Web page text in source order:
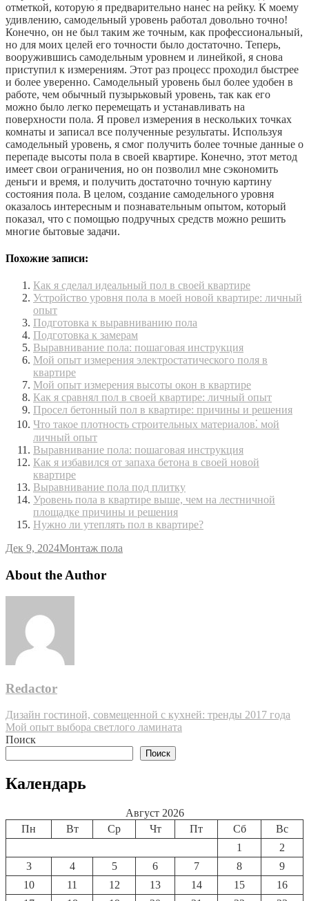
отметкой, которую я предварительно нанес на рейку. К моему
удивлению, самодельный уровень работал довольно точно!
Конечно, он не был таким же точным, как профессиональный,
но для моих целей его точности было достаточно. Теперь,
вооружившись самодельным уровнем и линейкой, я снова
приступил к измерениям. Этот раз процесс проходил быстрее
и более уверенно. Самодельный уровень был более удобен в
работе, чем обычный пузырьковый уровень, так как его
можно было легко перемещать и устанавливать на
поверхности пола. Я провел измерения в нескольких точках
комнаты и записал все полученные результаты. Используя
самодельный уровень, я смог получить более точные данные о
перепаде высоты пола в своей квартире. Конечно, этот метод
имеет свои ограничения, но он позволил мне сэкономить
деньги и время, и получить достаточно точную картину
состояния пола. В целом, создание самодельного уровня
оказалось интересным и познавательным опытом, который
показал, что с помощью подручных средств можно решить
многие бытовые задачи.
Похожие записи:
Как я сделал идеальный пол в своей квартире
Устройство уровня пола в моей новой квартире: личный
опыт
Подготовка к выравниванию пола
Подготовка к замерам
Выравнивание пола: пошаговая инструкция
Мой опыт измерения электростатического поля в
квартире
Мой опыт измерения высоты окон в квартире
Как я сравнял пол в своей квартире: личный опыт
Просел бетонный пол в квартире: причины и решения
Что такое плотность строительных материалов⁚ мой
личный опыт
Выравнивание пола: пошаговая инструкция
Как я избавился от запаха бетона в своей новой
квартире
Выравнивание пола под плитку
Уровень пола в квартире выше, чем на лестничной
площадке причины и решения
Нужно ли утеплять пол в квартире?
Дек 9, 2024Монтаж пола
About the Author
Redactor
Навигация
по
Дизайн гостиной, совмещенной с кухней: тренды 2017 года
Мой опыт выбора светлого ламината
Поиск
Поиск
Календарь
Август 2026
Пн
Вт Ср Чт Пт Сб
Вс
1
2
3
4 5 6 7 8
9
10
11 12 13 14 15
16